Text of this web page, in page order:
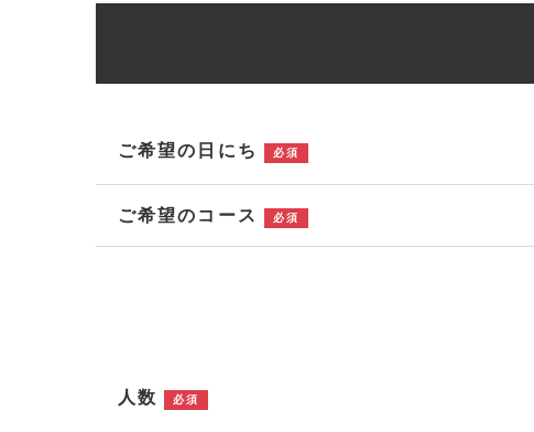
ご希望の日にち 必須
ご希望のコース 必須
人数 必須